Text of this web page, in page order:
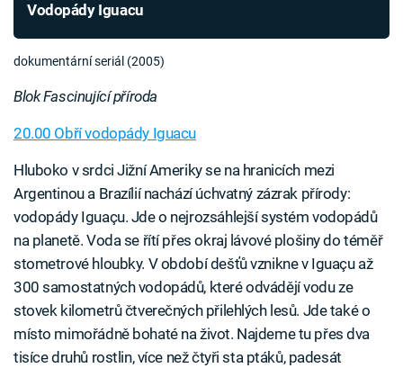
Vodopády Iguacu
dokumentární seriál (2005)
Blok Fascinující příroda
20.00 Obří vodopády Iguacu
Hluboko v srdci Jižní Ameriky se na hranicích mezi
Argentinou a Brazílií nachází úchvatný zázrak přírody:
vodopády Iguaçu. Jde o nejrozsáhlejší systém vodopádů
na planetě. Voda se řítí přes okraj lávové plošiny do téměř
stometrové hloubky. V období dešťů vznikne v Iguaçu až
300 samostatných vodopádů, které odvádějí vodu ze
stovek kilometrů čtverečných přilehlých lesů. Jde také o
místo mimořádně bohaté na život. Najdeme tu přes dva
tisíce druhů rostlin, více než čtyři sta ptáků, padesát